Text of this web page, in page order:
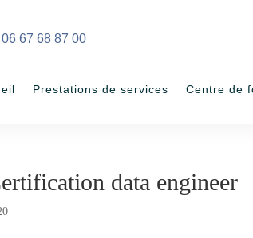
06 67 68 87 00
Prestations de services Centre de
data engineer